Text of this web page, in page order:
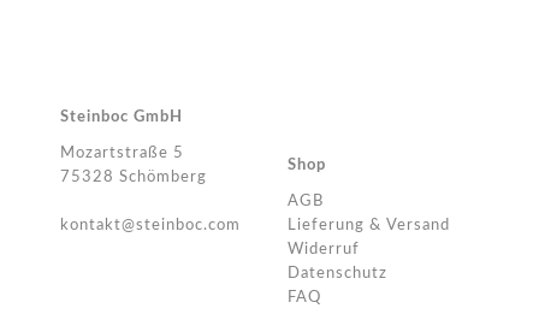
Steinboc GmbH
Mozartstraße 5
75328 Schömberg
kontakt@steinboc.com
Shop
AGB
Lieferung & Versand
Widerruf
Datenschutz
FAQ